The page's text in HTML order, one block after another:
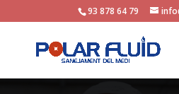
93 878 64 79